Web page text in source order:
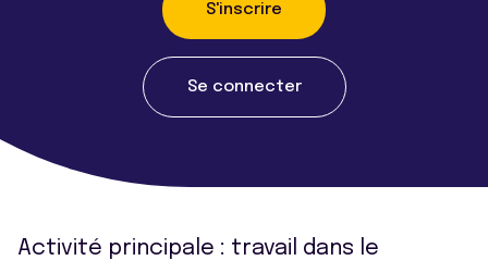
S'inscrire
Se connecter
Activité principale : travail dans le